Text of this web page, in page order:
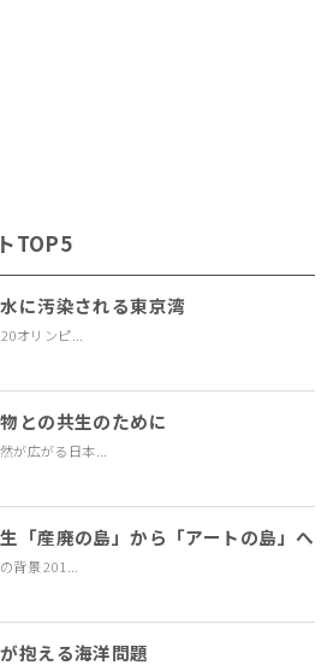
TOP5
に汚染される東京湾
オリンピ...
との共生のために
が広がる日本...
「産廃の島」から「アートの島」へ
背景 201...
抱える海洋問題